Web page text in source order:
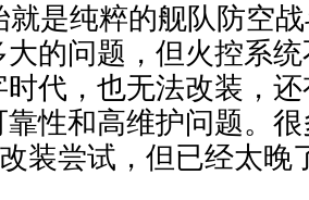
就是纯粹的舰队防空
的问题，但火控系
时代，也无法改装，
靠性和高维护问题。
装尝试，但已经太晚